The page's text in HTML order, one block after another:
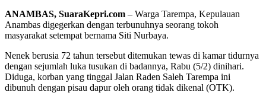
ANAMBAS, SuaraKepri.com – Warga Tarempa, Kepulauan
Anambas digegerkan dengan terbunuhnya seorang tokoh
masyarakat setempat bernama Siti Nurbaya.
Nenek berusia 72 tahun tersebut ditemukan tewas di kamar tidurnya
dengan sejumlah luka tusukan di badannya, Rabu (5/2) dinihari.
Diduga, korban yang tinggal Jalan Raden Saleh Tarempa ini
dibunuh dengan pisau dapur oleh orang tidak dikenal (OTK).